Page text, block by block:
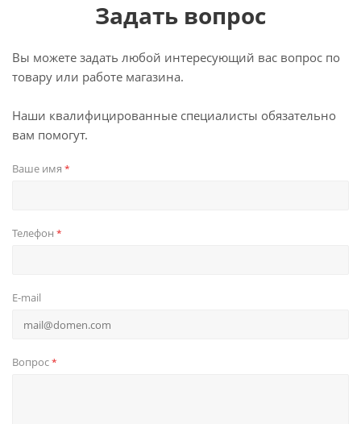
Задать вопрос
Вы можете задать любой интересующий вас вопрос по
товару или работе магазина.
Наши квалифицированные специалисты обязательно
вам помогут.
Ваше имя *
Телефон *
E-mail
Вопрос*